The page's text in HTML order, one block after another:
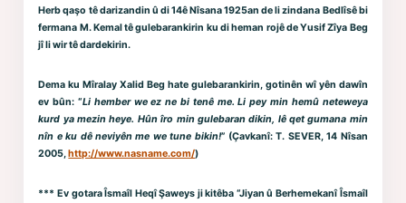
Herb qaşo tê darizandin û di 14ê Nîsana 1925an de li zindana Bedlîsê bi
fermana M. Kemal tê gulebarankirin ku di heman rojê de Yusif Zîya Beg
jî li wir tê dardekirin.
Dema ku Mîralay Xalid Beg hate gulebarankirin, gotinên wî yên dawîn
ev bûn: “Li hember we ez ne bi tenê me. Li pey min hemû neteweya
kurd ya mezin heye. Hûn îro min gulebaran dikin, lê qet gumana min
nîn e ku dê neviyên me we tune bikin!” (Çavkanî: T. SEVER, 14 Nîsan
2005,http://www.nasname.com/)
*** Ev gotaraÎsmaîl Heqî Şaweys ji kitêba “Jiyan û Berhemekanî Îsmaîl